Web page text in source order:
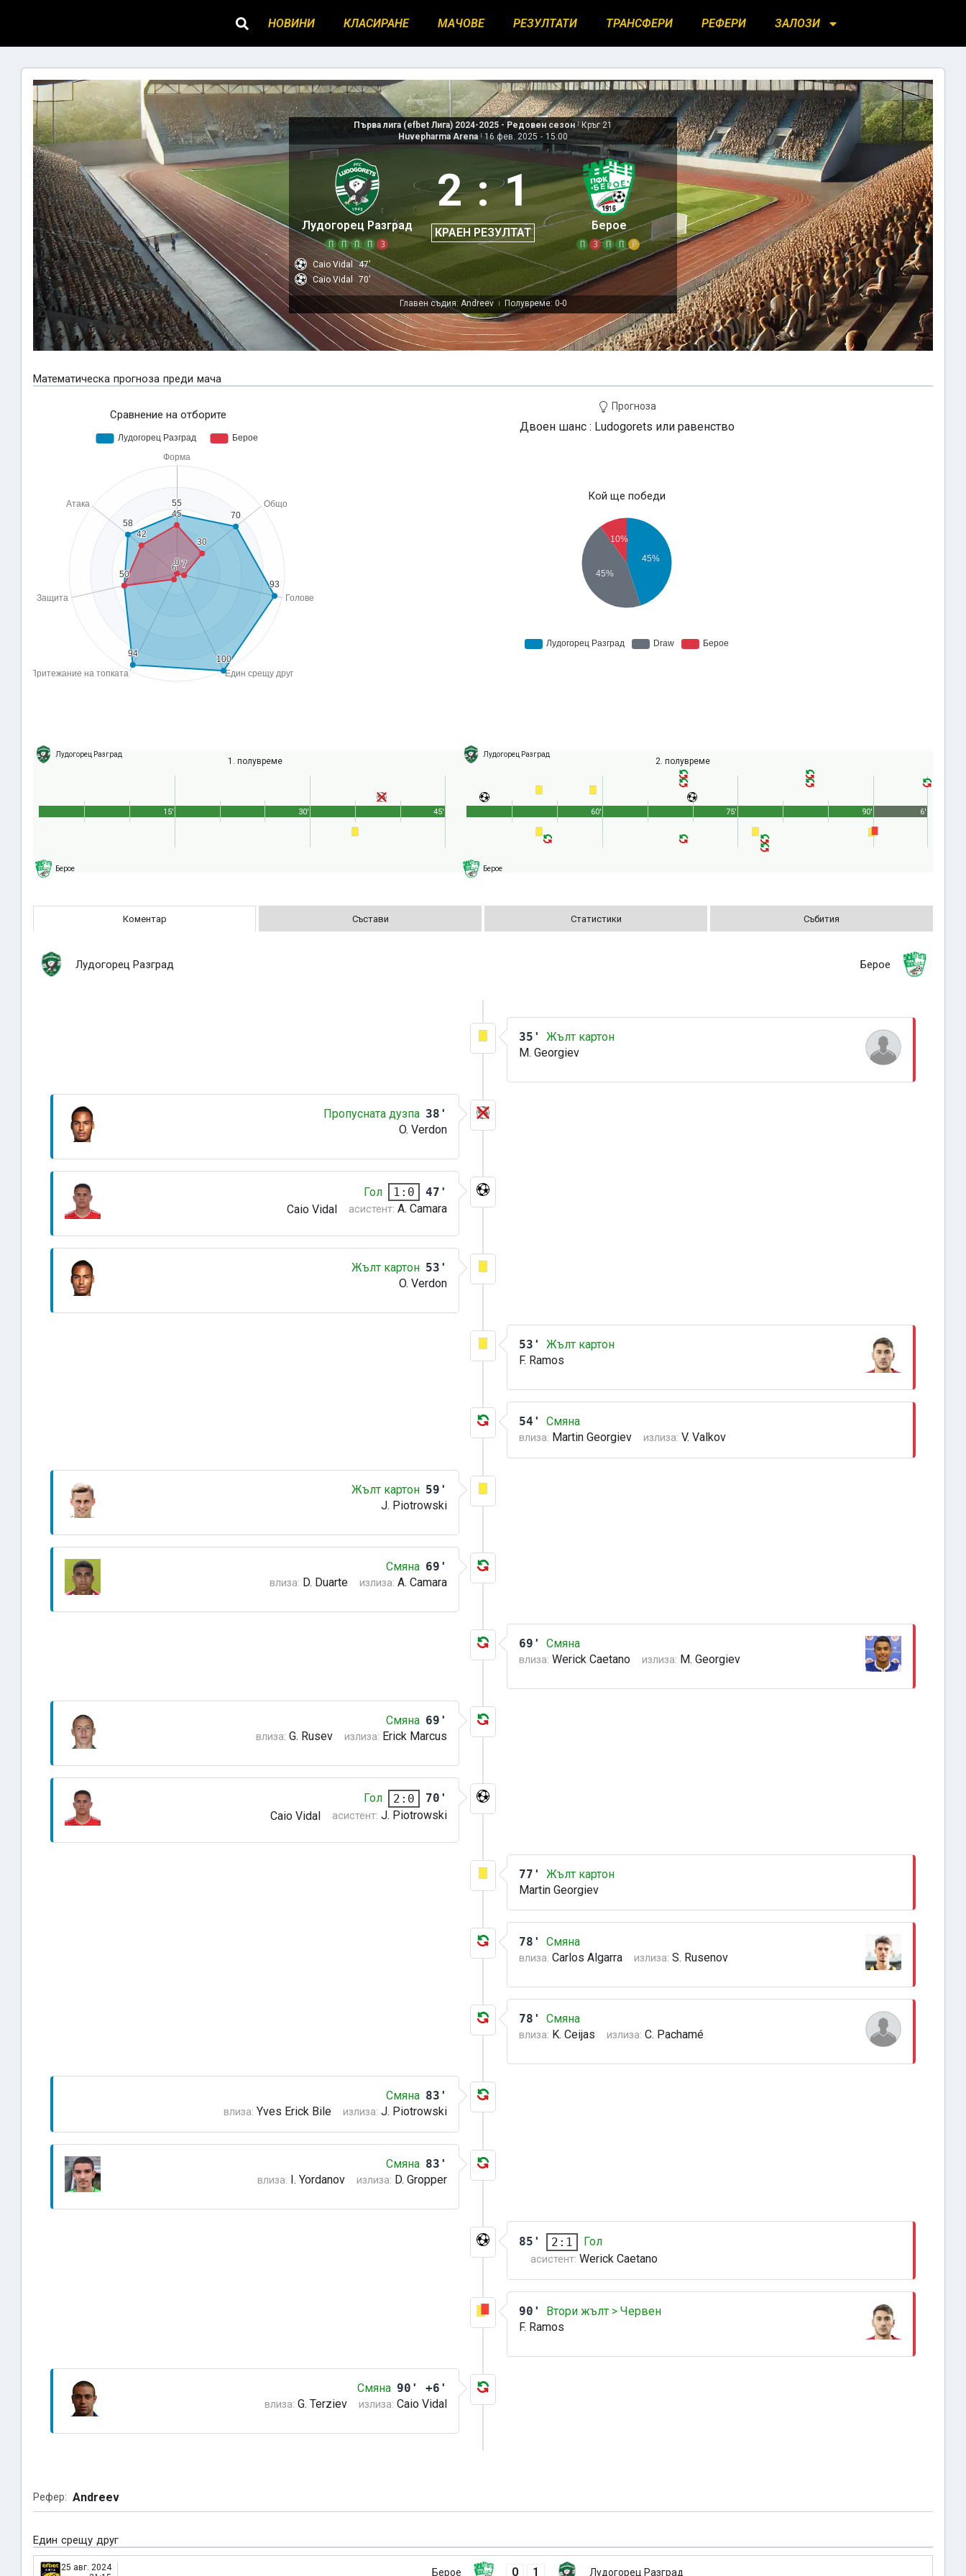
НОВИНИ КЛАСИРАНЕ МАЧОВЕ РЕЗУЛТАТИ ТРАНСФЕРИ РЕФЕРИ ЗАЛОЗИ
Първа лига (efbet Лига) 2024-2025 - Редовен сезон |
Кръг 21
Huvepharma Arena | 16 фев. 2025 - 15:00
Лудогорец Разград
П П П П З
2 : 1
КРАЕН РЕЗУЛТАТ Берое
П З П П
Р
Caio Vidal 47'
Caio Vidal
70'
Главен съдия: Andreev | Полувреме: 0-0
Математическа прогноза преди мача
Сравнение на отборите
Прогноза
Двоен шанс : Ludogorets или равенство
Кой ще победи
Лудогорец Разград
1. полувреме
Берое
45'
15' 30'
Лудогорец Разград
2. полувреме
Берое
90'
60' 75' 6'
Коментар Състави Статистики Събития
Лудогорец Разград Берое
35'
Жълт картон
M. Georgiev
Пропусната дузпа 38'
O. Verdon
Гол 1:0
47'
Caio Vidal
асистент: A. Camara
Жълт картон 53'
O. Verdon
53'
Жълт картон
F. Ramos
54' Смяна
влиза: Martin Georgiev излиза: V. Valkov
Жълт картон 59'
J. Piotrowski
Смяна 69'
влиза: D. Duarte излиза: A. Camara
69' Смяна
влиза: Werick Caetano излиза: M. Georgiev
Смяна 69'
влиза: G. Rusev излиза: Erick Marcus
Гол 2:0
70'
Caio Vidal
асистент: J. Piotrowski
77'
Жълт картон
Martin Georgiev
78' Смяна
влиза: Carlos Algarra излиза: S. Rusenov
78' Смяна
влиза: K. Ceijas излиза: C. Pachamé
Смяна 83'
влиза: Yves Erick Bile излиза: J. Piotrowski
Смяна 83'
влиза: I. Yordanov излиза: D. Gropper
85' 2:1 Гол
асистент: Werick Caetano
90'
Втори жълт > Червен
F. Ramos
Смяна 90' +6'
влиза: G. Terziev излиза: Caio Vidal
Рефер: Andreev
Един срещу друг
25 авг. 2024
Берое 0 1 Лудогорец Разград